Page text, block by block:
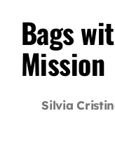
Bags
Mission
Silvia